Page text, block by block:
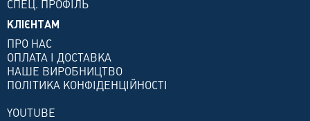
СПЕЦ. ПРОФІЛЬ
КЛІЄНТАМ
ПРО НАС
ОПЛАТА І ДОСТАВКА
НАШЕ ВИРОБНИЦТВО
ПОЛІТИКА КОНФІДЕНЦІЙНОСТІ
YOUTUBE